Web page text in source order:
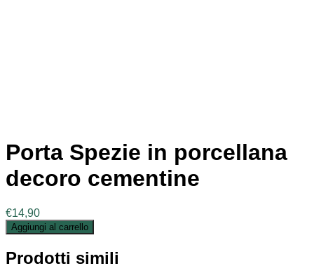
Porta Spezie in porcellana
decoro cementine
€14,90
Aggiungi al carrello
Prodotti simili